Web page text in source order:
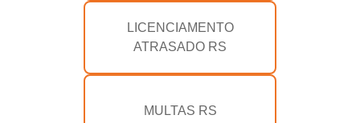
LICENCIAMENTO
ATRASADO RS
MULTAS RS